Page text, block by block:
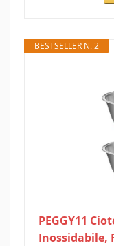
BESTSELLER N. 2
PEGGY11
Inossidabile,